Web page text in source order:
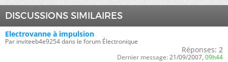
DISCUSSIONS SIMILAIRES
Electrovanne à impulsion
Par inviteeb4e9254 dans le forum Électronique
Réponses: 2
Dernier message: 21/09/2007, 09h44